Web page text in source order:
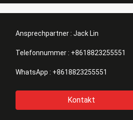
Ansprechpartner : Jack Lin
Telefonnummer : +8618823255551
WhatsApp : +8618823255551
Kontakt